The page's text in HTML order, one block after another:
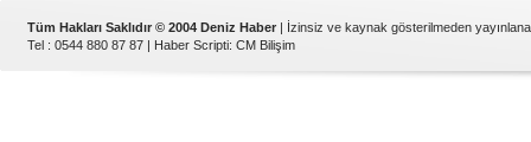
Tüm Hakları Saklıdır © 2004 Deniz Haber | İzinsiz ve kaynak gösterilmeden
Tel : 0544 880 87 87 | Haber Scripti: CM Bilişim